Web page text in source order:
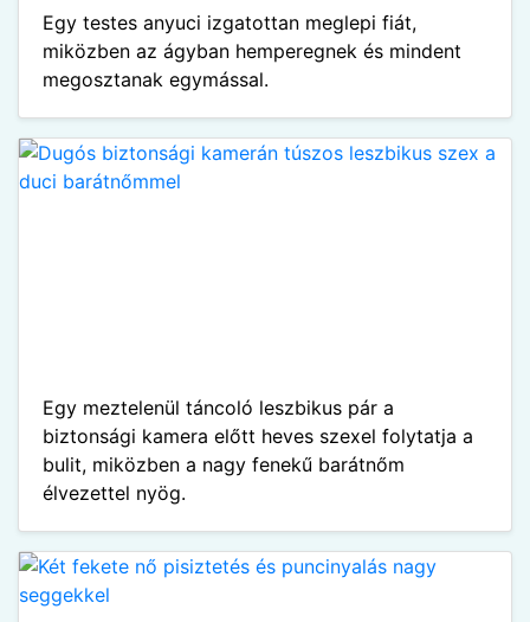
Egy testes anyuci izgatottan meglepi fiát,
miközben az ágyban hemperegnek és mindent
megosztanak egymással.
Egy meztelenül táncoló leszbikus pár a
biztonsági kamera előtt heves szexel folytatja a
bulit, miközben a nagy fenekű barátnőm
élvezettel nyög.